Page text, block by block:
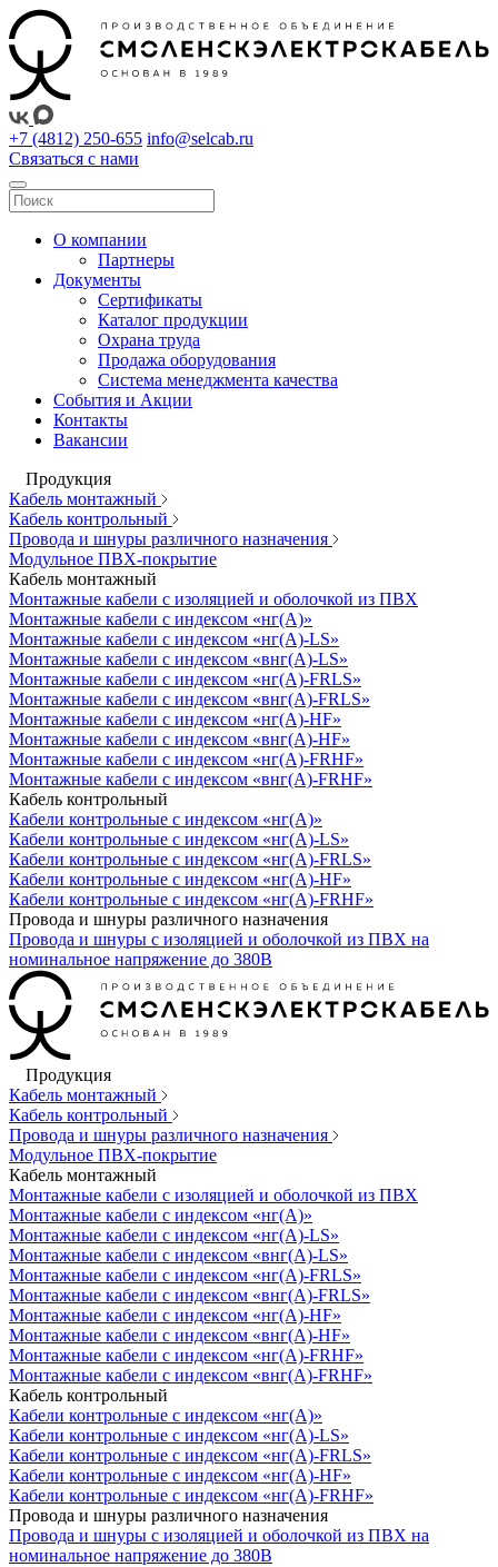
+7 (4812) 250-655 info@selcab.ru
Связаться с нами
О компании
Партнеры
Документы
Сертификаты
Каталог продукции
Охрана труда
Продажа оборудования
Система менеджмента качества
События и Акции
Контакты
Вакансии
Продукция
Кабель монтажный
Кабель контрольный
Провода и шнуры различного назначения
Модульное ПВХ-покрытие
Кабель монтажный
Монтажные кабели с изоляцией и оболочкой из ПВХ
Монтажные кабели с индексом «нг(А)»
Монтажные кабели с индексом «нг(А)-LS»
Монтажные кабели с индексом «внг(А)-LS»
Монтажные кабели с индексом «нг(А)-FRLS»
Монтажные кабели с индексом «внг(А)-FRLS»
Монтажные кабели с индексом «нг(А)-HF»
Монтажные кабели с индексом «внг(А)-HF»
Монтажные кабели с индексом «нг(А)-FRHF»
Монтажные кабели с индексом «внг(А)-FRHF»
Кабель контрольный
Кабели контрольные с индексом «нг(А)»
Кабели контрольные с индексом «нг(А)-LS»
Кабели контрольные с индексом «нг(А)-FRLS»
Кабели контрольные с индексом «нг(А)-HF»
Кабели контрольные с индексом «нг(А)-FRHF»
Провода и шнуры различного назначения
Провода и шнуры с изоляцией и оболочкой из ПВХ на
номинальное напряжение до 380В
Продукция
Кабель монтажный
Кабель контрольный
Провода и шнуры различного назначения
Модульное ПВХ-покрытие
Кабель монтажный
Монтажные кабели с изоляцией и оболочкой из ПВХ
Монтажные кабели с индексом «нг(А)»
Монтажные кабели с индексом «нг(А)-LS»
Монтажные кабели с индексом «внг(А)-LS»
Монтажные кабели с индексом «нг(А)-FRLS»
Монтажные кабели с индексом «внг(А)-FRLS»
Монтажные кабели с индексом «нг(А)-HF»
Монтажные кабели с индексом «внг(А)-HF»
Монтажные кабели с индексом «нг(А)-FRHF»
Монтажные кабели с индексом «внг(А)-FRHF»
Кабель контрольный
Кабели контрольные с индексом «нг(А)»
Кабели контрольные с индексом «нг(А)-LS»
Кабели контрольные с индексом «нг(А)-FRLS»
Кабели контрольные с индексом «нг(А)-HF»
Кабели контрольные с индексом «нг(А)-FRHF»
Провода и шнуры различного назначения
Провода и шнуры с изоляцией и оболочкой из ПВХ на
номинальное напряжение до 380В